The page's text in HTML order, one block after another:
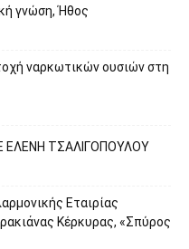
γνώση, Ήθος
ναρκωτικών ουσιών στη
ΕΛΕΝΗ ΤΣΑΛΙΓΟΠΟΥΛΟΥ
Εταιρίας
Κέρκυρας, «Σπύρος